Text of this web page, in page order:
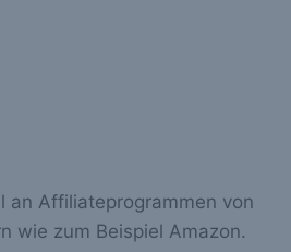
an Affiliateprogrammen von
wie zum Beispiel Amazon.